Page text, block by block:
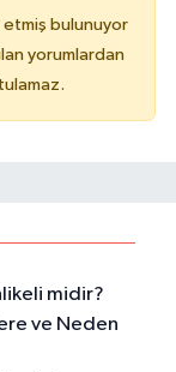
etmiş bulunuyor
yorumlardan
midir?
ve Neden